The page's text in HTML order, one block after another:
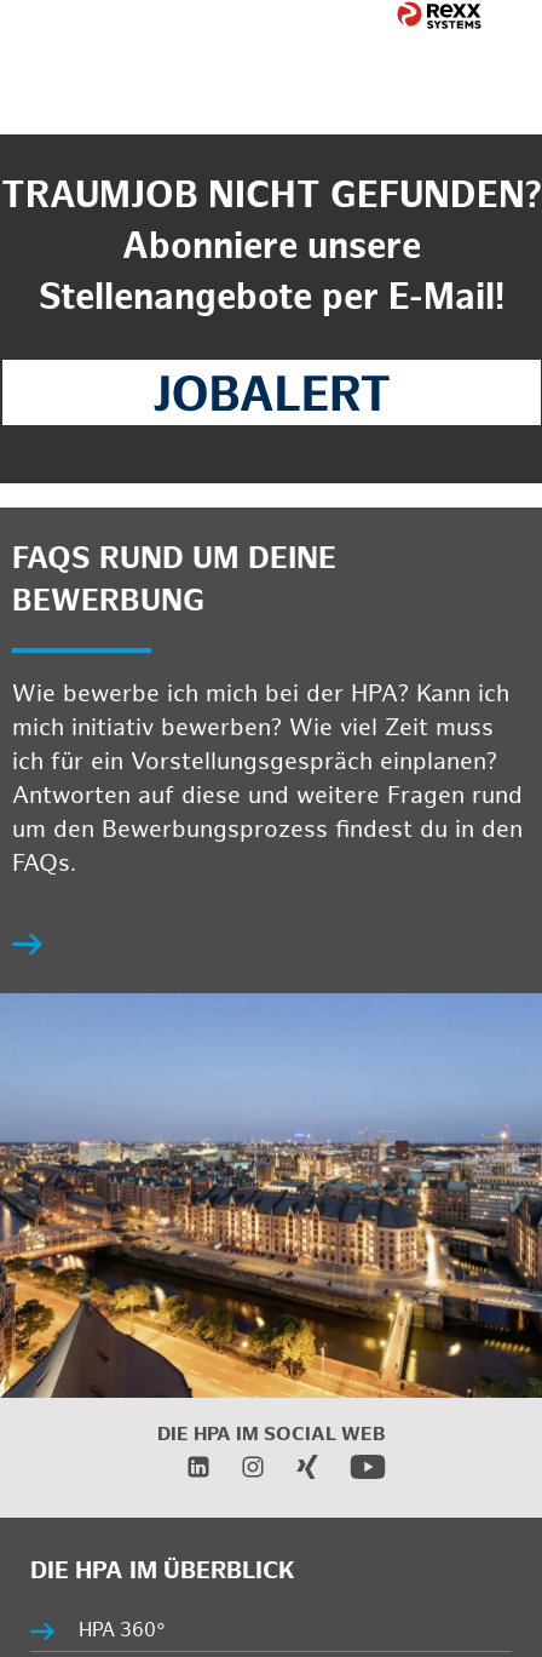
TRAUMJOB NICHT GEFUNDEN?
Abonniere unsere
Stellenangebote per E-Mail!
FAQS RUND UM DEINE
BEWERBUNG
Wie bewerbe ich mich bei der HPA? Kann ich
mich initiativ bewerben? Wie viel Zeit muss
ich für ein Vorstellungsgespräch einplanen?
Antworten auf diese und weitere Fragen rund
um den Bewerbungsprozess findest du in den
FAQs.
DIE HPA IM SOCIAL WEB
DIE HPA IM ÜBERBLICK
HPA 360°